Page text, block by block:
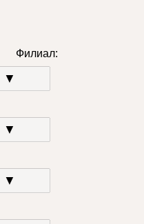
Филиал:
▼
▼
▼